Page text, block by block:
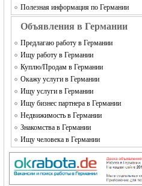
Полезная информация по Германии
Объявления в Германии
Предлагаю работу в Германии
Ищу работу в Германии
Куплю/Продам в Германии
Окажу услуги в Германии
Ищу услуги в Германии
Ищу бизнес партнера в Германии
Недвижимость в Германии
Знакомства в Германии
Ищу человека в Германии